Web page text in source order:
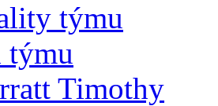
týmu
týmu
Timothy